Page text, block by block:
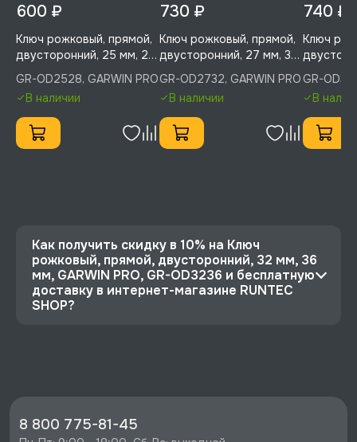
600 ₽
Ключ рожковый, прямой,
двусторонний, 25 мм, 28
мм, GARWIN PRO, GR-
OD2528
GR-OD2528, GARWIN PRO
В наличии
730 ₽
Ключ рожковый, прямой,
двусторонний, 27 мм, 32
мм, GARWIN PRO, GR-
OD2732
GR-OD2732, GARWIN PRO
В наличии
740 ₽
Ключ
мм,
OD3032
GR-
В
Как получить скидку в 10% на Ключ
рожковый, прямой, двусторонний, 32 мм, 36
мм, GARWIN PRO, GR-OD3236 и бесплатную
доставку в интернет-магазине RUNTEC
SHOP?
OD3236 со скидкой - 675 руб.
8 800 775-81-45